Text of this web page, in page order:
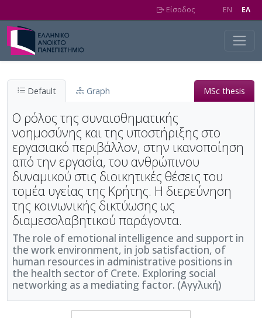
Είσοδος EN EΛ
Default Graph MSc thesis
Ο ρόλος της συναισθηματικής
νοημοσύνης και της υποστήριξης στο
εργασιακό περιβάλλον, στην ικανοποίηση
από την εργασία, του ανθρώπινου
δυναμικού στις διοικητικές θέσεις του
τομέα υγείας της Κρήτης. Η διερεύνηση
της κοινωνικής δικτύωσης ως
διαμεσολαβητικού παράγοντα.
The role of emotional intelligence and support in
the work environment, in job satisfaction, of
human resources in administrative positions in
the health sector of Crete. Exploring social
networking as a mediating factor. (Αγγλική)